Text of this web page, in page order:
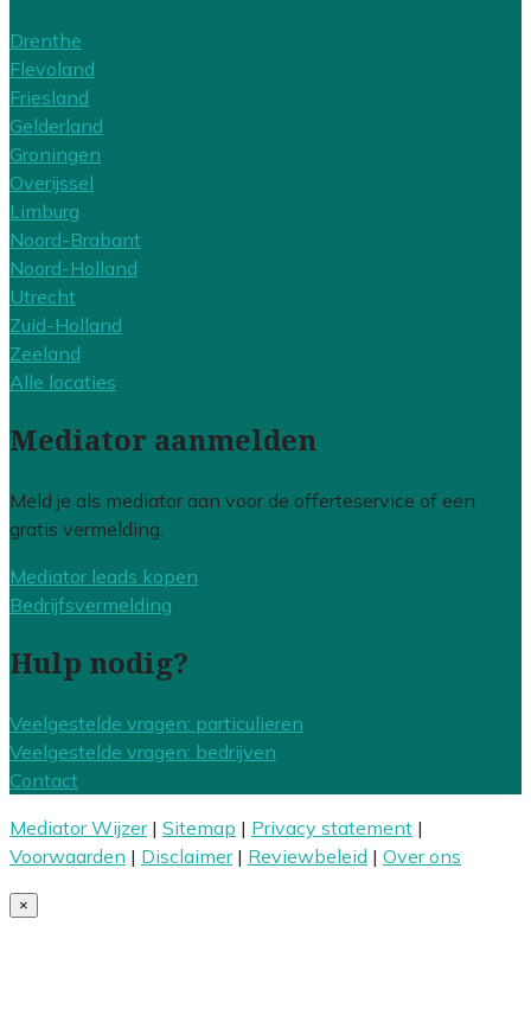
Drenthe
Flevoland
Friesland
Gelderland
Groningen
Overijssel
Limburg
Noord-Brabant
Noord-Holland
Utrecht
Zuid-Holland
Zeeland
Alle locaties
Mediator aanmelden
Meld je als mediator aan voor de offerteservice of een
gratis vermelding.
Mediator leads kopen
Bedrijfsvermelding
Hulp nodig?
Veelgestelde vragen: particulieren
Veelgestelde vragen: bedrijven
Contact
Mediator Wijzer| Sitemap | Privacy statement |
Voorwaarden | Disclaimer| Reviewbeleid | Over ons
×